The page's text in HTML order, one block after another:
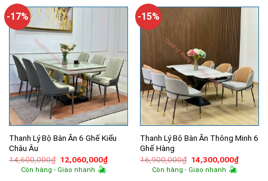
4,550,000₫.
-17%
Thanh Lý Bộ Bàn Ăn 6 Ghế Kiểu
Châu Âu
14,600,000₫ Giá
gốc
là:
12,060,000₫Giá
hiện
Còn hàng - Giao nhanh
-15%
Thanh Lý Bộ Bàn Ăn Thông Minh 6
Ghế Hàng
16,900,000₫ Giá
gốc
là:
14,300,000₫Giá
hiện
Còn hàng - Giao nhanh